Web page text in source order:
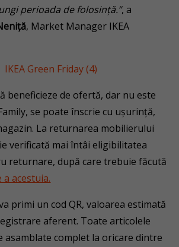
perioada de folosință.”, a
, Market Manager IKEA
beneficieze de ofertă, dar nu este
se poate înscrie cu ușurință,
La returnarea mobilierului
verificată mai întâi eligibilitatea
returnare, după care trebuie făcută
acestuia.
primi un cod QR, valoarea estimată
aferent. Toate articolele
complet la oricare dintre